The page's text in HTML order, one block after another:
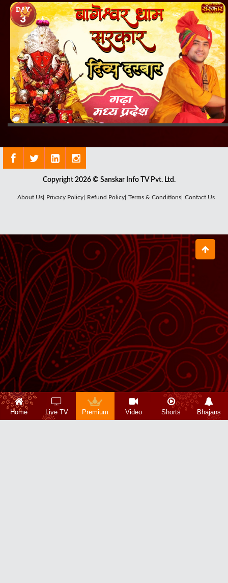
Copyright 2026 © Sanskar Info TV Pvt. Ltd.
About Us| Privacy Policy| Refund Policy| Terms & Conditions| Contact Us
Home Live TV Premium Video Shorts Bhajans